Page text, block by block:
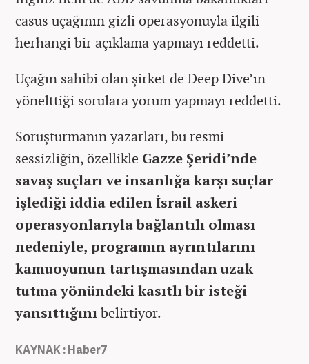
casus uçağının gizli operasyonuyla ilgili
herhangi bir açıklama yapmayı reddetti.
Uçağın sahibi olan şirket de Deep Dive’ın
yönelttiği sorulara yorum yapmayı reddetti.
Soruşturmanın yazarları, bu resmi
sessizliğin, özellikle Gazze Şeridi’nde
savaş suçları ve insanlığa karşı suçlar
işlediği iddia edilen İsrail askeri
operasyonlarıyla bağlantılı olması
nedeniyle, programın ayrıntılarını
kamuoyunun tartışmasından uzak
tutma yönündeki kasıtlı bir isteği
yansıttığınıbelirtiyor.
KAYNAK : Haber7